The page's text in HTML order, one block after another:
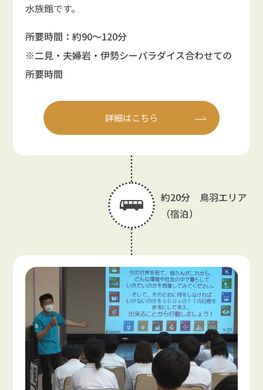
水族館です。
所要時間：約90〜120分
※二見・夫婦岩・伊勢シーパラダイス合わせての
所要時間
詳細はこちら
約20分 鳥羽エリア
（宿泊）